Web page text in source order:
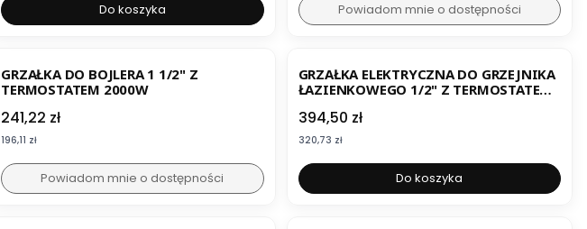
Do koszyka Powiadom mnie o dostępności
GRZAŁKA DO BOJLERA 1 1/2" Z
TERMOSTATEM 2000W
Cena
241,22 zł
Cena
196,11 zł
Powiadom mnie o dostępności
GRZAŁKA ELEKTRYCZNA DO GRZEJNIKA
ŁAZIENKOWEGO 1/2" Z TERMOSTATEM
Cena
394,50 zł
Cena
320,73 zł
Do koszyka